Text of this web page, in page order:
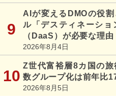
AIが変えるDMOの役
ル「デスティネーショ
（DaaS）が必要な理由
2026年8月4日
Z世代富裕層8カ国の
数グループ化は前年
2026年8月5日